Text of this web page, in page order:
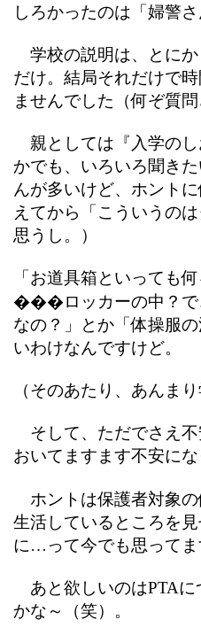
しろかったのは「婦警
学校の説明は、とにか
だけ。結局それだけで
ませんでした（何ぞ質
親としては『入学のし
かでも、いろいろ聞き
んが多いけど、ホント
えてから「こういうの
思うし。）
「お道具箱といっても
���ロッカーの中？で
なの？」とか「体操服
いわけなんですけど。
（そのあたり、あんま
そして、ただでさえ不
おいてますます不安に
ホントは保護者対象
生活しているところを
に…って今でも思ってま
あと欲しいのはPTAに
かな～（笑）。